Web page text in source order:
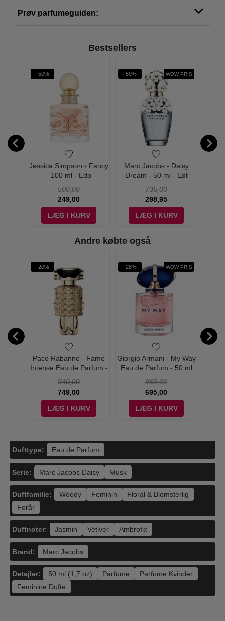
Prøv parfumeguiden:
Bestsellers
-50%
Jessica Simpson - Fancy
- 100 ml - Edp
500,00
249,00
LÆG I KURV
-59% WOW PRIS
Marc Jacobs - Daisy
Dream - 50 ml - Edt
735,00
298,95
LÆG I KURV
Andre købte også
-20%
Paco Rabanne - Fame
Intense Eau de Parfum -
940,00
749,00
LÆG I KURV
-28% WOW PRIS
Giorgio Armani - My Way
Eau de Parfum - 50 ml
960,00
695,00
LÆG I KURV
Dufttype: Eau de Parfum
Serie: Marc Jacobs Daisy Musk
Duftfamilie: Woody Feminin
Floral & Blomsterlig
Forår
Duftnoter: Jasmin Vetiver Ambrofix
Brand: Marc Jacobs
Detajler: 50 ml (1,7 oz) Parfume
Parfume Kvinder
Feminine Dufte